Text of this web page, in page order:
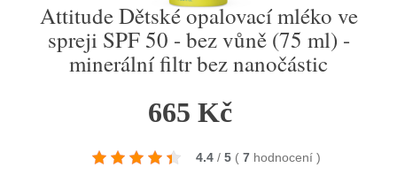
Attitude Dětské opalovací mléko ve
spreji SPF 50 - bez vůně (75 ml) -
minerální filtr bez nanočástic
665 Kč
4.4 / 5 ( 7 hodnocení )